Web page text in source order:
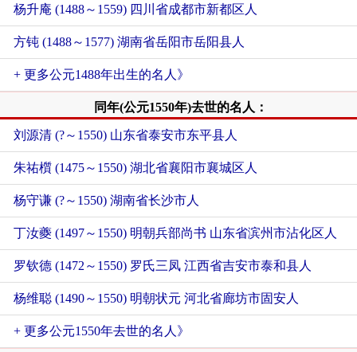
杨升庵 (1488～1559) 四川省成都市新都区人
方钝 (1488～1577) 湖南省岳阳市岳阳县人
+ 更多公元1488年出生的名人》
同年(公元1550年)去世的名人：
刘源清 (?～1550) 山东省泰安市东平县人
朱祐櫍 (1475～1550) 湖北省襄阳市襄城区人
杨守谦 (?～1550) 湖南省长沙市人
丁汝夔 (1497～1550) 明朝兵部尚书 山东省滨州市沾化区人
罗钦德 (1472～1550) 罗氏三凤 江西省吉安市泰和县人
杨维聪 (1490～1550) 明朝状元 河北省廊坊市固安人
+ 更多公元1550年去世的名人》